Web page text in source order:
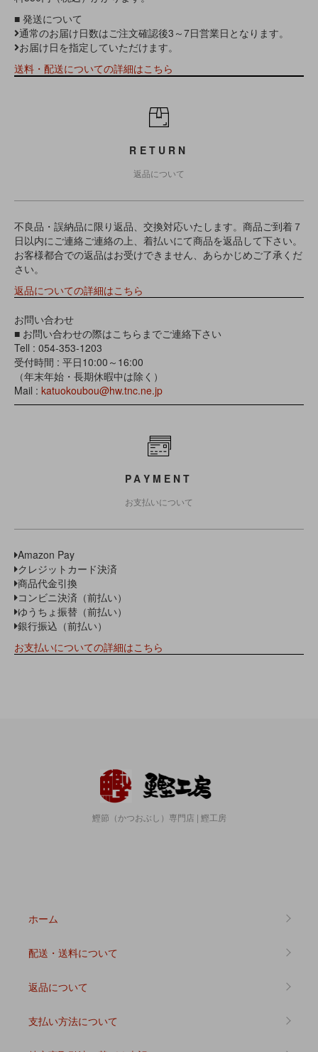
■ 発送について
通常のお届け日数はご注文確認後3～7日営業日となります。
お届け日を指定していただけます。
送料・配送についての詳細はこちら
RETURN
返品について
不良品・誤納品に限り返品、交換対応いたします。商品ご到着７
日以内にご連絡ご連絡の上、着払いにて商品を返品して下さい。
お客様都合での返品はお受けできません、あらかじめご了承くだ
さい。
返品についての詳細はこちら
お問い合わせ
■ お問い合わせの際はこちらまでご連絡下さい
Tell : 054-353-1203
受付時間 : 平日10:00～16:00
（年末年始・長期休暇中は除く）
Mail : katuokoubou@hw.tnc.ne.jp
PAYMENT
お支払いについて
Amazon Pay
クレジットカード決済
商品代金引換
コンビニ決済（前払い）
ゆうちょ振替（前払い）
銀行振込（前払い）
お支払いについての詳細はこちら
鰹節（かつおぶし）専門店 | 鰹工房
ホーム
配送・送料について
返品について
支払い方法について